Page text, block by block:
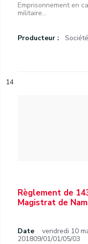
Emprisonnement en
militaire...
Producteur :
14
Règlement de
Magistrat de
Date vendredi 10
201809/01/01/05/03